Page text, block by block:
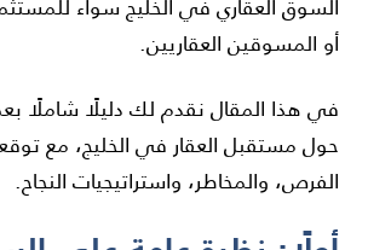
السوق العقاري في الخليج سواء
أو المسوقين العقاريين.
في هذا المقال نقدم لك دليلًا شاملًا
حول مستقبل العقار في الخليج، مع
الفرص، والمخاطر، واستراتيجيات النجاح.